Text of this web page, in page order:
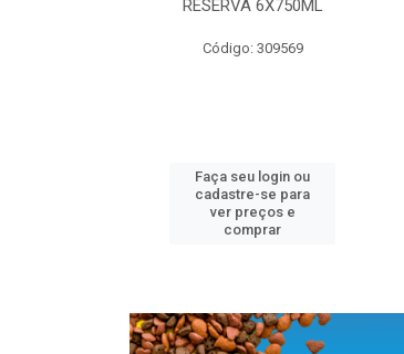
RESERVA 6X750ML
Código: 309569
Faça seu login ou
cadastre-se para
ver preços e
comprar